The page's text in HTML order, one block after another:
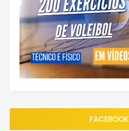
FACEBOOK